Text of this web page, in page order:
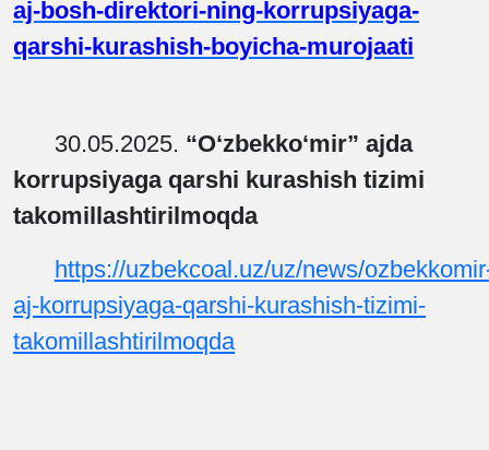
aj-bosh-direktori-ning-korrupsiyaga-
qarshi-kurashish-boyicha-murojaati
30.05.2025. “O‘zbekko‘mir” ajda
korrupsiyaga qarshi kurashish tizimi
takomillashtirilmoqda
https://uzbekcoal.uz/uz/news/
aj-korrupsiyaga-qarshi-kurashish-tizimi-
takomillashtirilmoqda